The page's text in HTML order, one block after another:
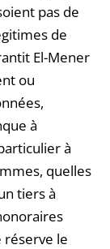
pas de
de
El-Mener
ou
à
à
quelles
tiers à
réserve le